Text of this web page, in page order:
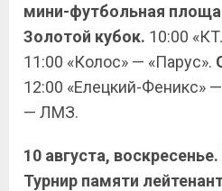
мини-футбольная
Золотой кубок. 10:00
11:00 «Колос» — «Парус».
12:00 «Елецкий-Феникс»
— ЛМЗ.
10 августа,
Турнир памяти